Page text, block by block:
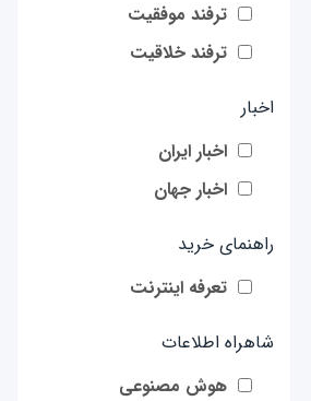
ترفند موفقیت
ترفند خلاقیت
اخبار
اخبار ایران
اخبار جهان
راهنمای خرید
تعرفه اینترنت
شاهراه اطلاعات
هوش مصنوعی